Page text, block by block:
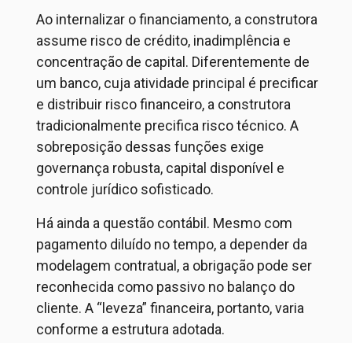
Ao internalizar o financiamento, a construtora
assume risco de crédito, inadimplência e
concentração de capital. Diferentemente de
um banco, cuja atividade principal é precificar
e distribuir risco financeiro, a construtora
tradicionalmente precifica risco técnico. A
sobreposição dessas funções exige
governança robusta, capital disponível e
controle jurídico sofisticado.
Há ainda a questão contábil. Mesmo com
pagamento diluído no tempo, a depender da
modelagem contratual, a obrigação pode ser
reconhecida como passivo no balanço do
cliente. A “leveza” financeira, portanto, varia
conforme a estrutura adotada.